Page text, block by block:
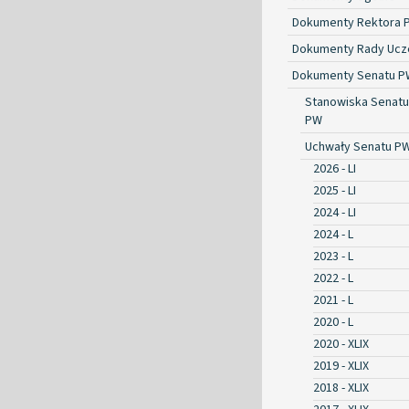
Dokumenty Rektora
Dokumenty Rady
Dokumenty Senatu
Stanowiska Senatu
PW
Uchwały Senatu
2026 - LI
2025 - LI
2024 - LI
2024 - L
2023 - L
2022 - L
2021 - L
2020 - L
2020 - XLIX
2019 - XLIX
2018 - XLIX